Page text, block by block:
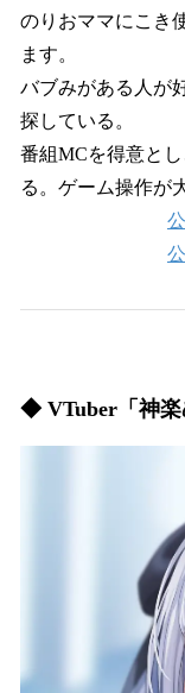
のりおママにこき
ます。
バブみがある人が
探している。
番組MCを得意と
る。ゲーム操作が
◆ VTuber「神楽